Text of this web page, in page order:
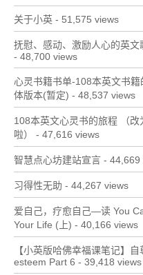
关于小英 - 51,575 views
抚慰、感动、激励人心的英文
- 48,700 views
心灵书籍书单-108本英文书籍
体版本(暂定) - 48,537 views
108本英文心灵书的旅程 （改
啦）
- 47,616 views
智慧点心坊建站宣言 - 44,669
习得性无助 - 44,267 views
爱自己，疗愈自己—读 You
Your Life (上) - 40,166 views
【小英版哈佛幸福课笔记】
esteem Part 6 - 39,418 views